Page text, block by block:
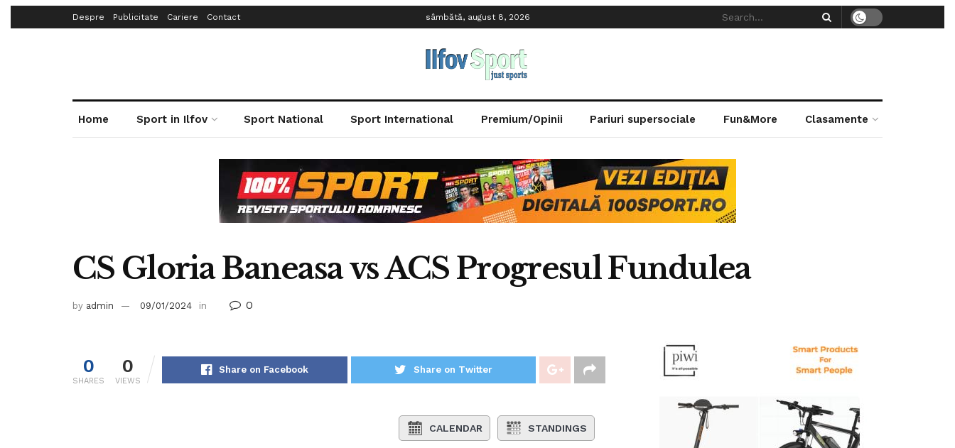
Despre Publicitate Cariere Contact sâmbătă, august 8, 2026
Home Sport in Ilfov Sport National Sport International Premium/Opinii Pariuri supersociale Fun&More Clasamente
CS Gloria Baneasa vs ACS Progresul Fundulea
by admin 09/01/2024 in 0
0
SHARES
0
VIEWS
Share on Facebook Share on Twitter
CALENDAR STANDINGS